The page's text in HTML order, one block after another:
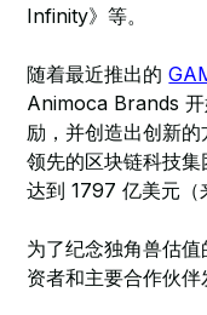
Infinity》等。
随着最近推出的
Animoca Brands 开
励，并创造出创新
领先的区块链科技
达到 1797 亿美元（
为了纪念独角兽估
资者和主要合作伙伴